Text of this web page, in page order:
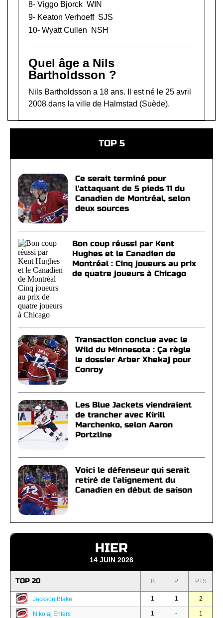
8- Viggo Bjorck WIN
9- Keaton Verhoeff SJS
10- Wyatt Cullen NSH
Quel âge a Nils
Bartholdsson ?
Nils Bartholdsson a 18 ans. Il est né le 25 avril
2008 dans la ville de Halmstad (Suède).
TOP 5
Ce serait terminé pour
l'attaquant de 5 pieds 11 du
Canadien de Montréal, selon
deux sources
Bon coup réussi par Kent
Hughes et le Canadien de
Montréal : Cinq joueurs au prix
de quatre joueurs à Chicago
Transaction conclue avec le
Wild du Minnesota : Ça règle
le dossier Arber Xhekaj pour
Conroy
Les Blue Jackets viendraient
de trancher avec Kirill
Marchenko, selon Aaron
Portzline
Voici le défenseur qui serait
retiré de l'alignement du
Canadien en début de saison
HIER
14 JUIN 2026
TOP 20 B P PTS
Jackson Blake 1 1 2
Nikolaj Ehlers 1 - 1